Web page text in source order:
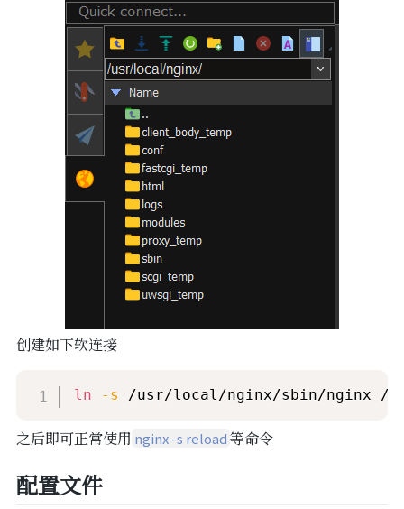
创建如下软连接
ln -s /usr/local/nginx/sbin/nginx /
之后即可正常使用 nginx -s reload等命令
配置文件